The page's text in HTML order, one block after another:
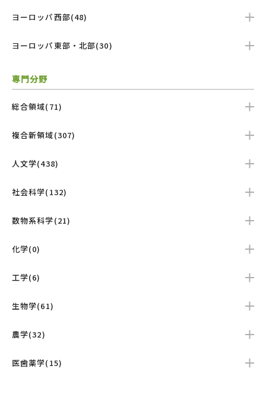
ヨーロッパ西部(48)
ヨーロッパ東部・北部(30)
専門分野
総合領域(71)
複合新領域(307)
人文学(438)
社会科学(132)
数物系科学(21)
化学(0)
工学(6)
生物学(61)
農学(32)
医歯薬学(15)